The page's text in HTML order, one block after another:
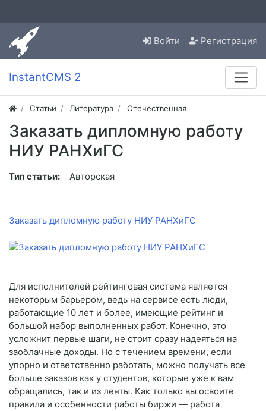
Войти Регистрация
InstantCMS 2
Статьи Литература Отечественная
Заказать дипломную работу
НИУ РАНХиГС
Тип статьи: Авторская
Заказать дипломную работу НИУ РАНХиГС
Для исполнителей рейтинговая система является
некоторым барьером, ведь на сервисе есть люди,
работающие 10 лет и более, имеющие рейтинг и
большой набор выполненных работ. Конечно, это
усложнит первые шаги, не стоит сразу надеяться на
заоблачные доходы. Но с течением времени, если
упорно и ответственно работать, можно получать все
больше заказов как у студентов, которые уже к вам
обращались, так и из ленты. Как только вы освоите
правила и особенности работы биржи — работа